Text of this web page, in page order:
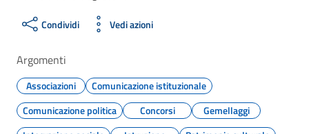
Condividi Vedi azioni
Argomenti
Associazioni
Comunicazione istituzionale
Comunicazione politica
Concorsi
Gemellaggi